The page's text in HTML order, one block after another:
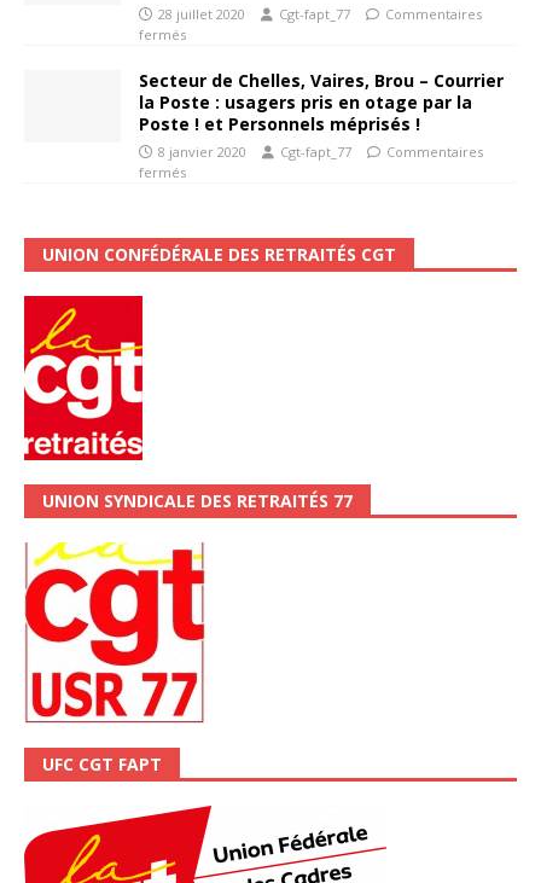
28 juillet 2020 Cgt-fapt_77
Commentaires
fermés
Secteur de Chelles, Vaires, Brou – Courrier
la Poste : usagers pris en otage par la
Poste ! et Personnels méprisés !
8 janvier 2020 Cgt-fapt_77
Commentaires
fermés
UNION CONFÉDÉRALE DES RETRAITÉS CGT
UNION SYNDICALE DES RETRAITÉS 77
UFC CGT FAPT